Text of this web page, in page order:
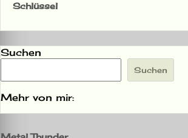
Schlüssel
Suchen
Suchen
Mehr von mir: